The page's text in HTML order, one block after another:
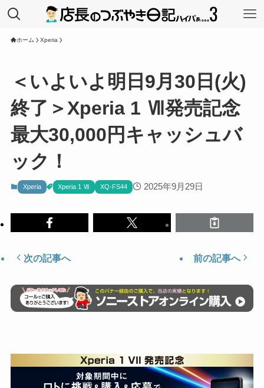
ホーム Xperia
＜いよいよ明日9月30日(火)
終了＞Xperia 1 Ⅶ発売記念
最大30,000円キャッシュバ
ック！
Xperia Xperia 1 Ⅶ XQ-FS44 2025年9月29日
次の記事へ 前の記事へ